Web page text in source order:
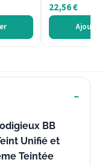
22,56€
Ajouter
BB
Unifié et
Teintée